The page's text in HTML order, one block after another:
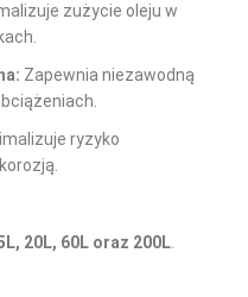
zużycie oleju w
Zapewnia niezawodną
ryzyko
20L, 60L oraz 200L.